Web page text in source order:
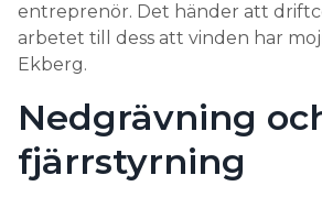
entreprenör. Det händer att
arbetet till dess att vinden har
Ekberg.
Nedgrävning
fjärrstyrning